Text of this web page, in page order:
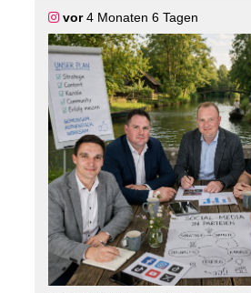
vor4 Monaten 6 Tagen